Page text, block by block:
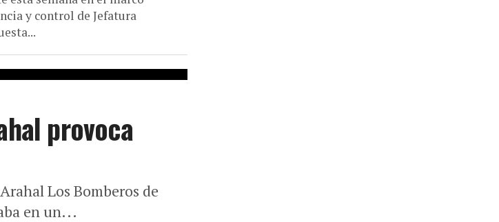
y control de Jefatura
provoca
Los Bomberos de
en un...